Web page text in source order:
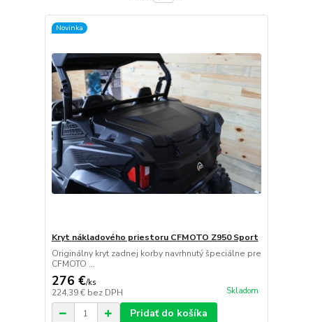
Novinka
Kryt nákladového priestoru CFMOTO Z950 Sport
Originálny kryt zadnej korby navrhnutý špeciálne pre
CFMOTO ...
276 €/ks
224,39 € bez DPH Skladom
Pridať do košíka